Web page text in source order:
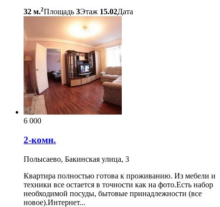
32 м.2Площадь 3Этаж 15.02Дата
6 000
2-комн.
Полысаево, Бакинская улица, 3
Квартира полностью готова к проживанию. Из мебели и
техники все остается в точности как на фото.Есть набор
необходимой посуды, бытовые принадлежности (все
новое).Интернет...